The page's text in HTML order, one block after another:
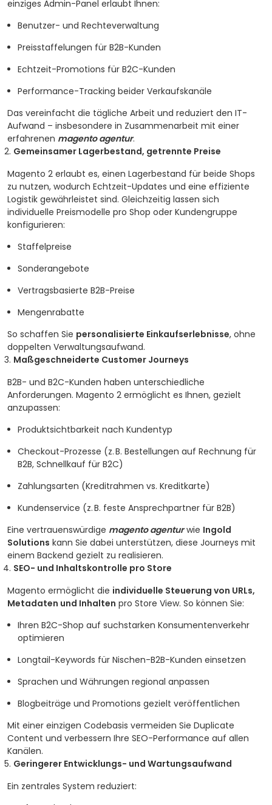
einziges Admin-Panel erlaubt Ihnen:
Benutzer- und Rechteverwaltung
Preisstaffelungen für B2B-Kunden
Echtzeit-Promotions für B2C-Kunden
Performance-Tracking beider Verkaufskanäle
Das vereinfacht die tägliche Arbeit und reduziert den IT-
Aufwand – insbesondere in Zusammenarbeit mit einer
erfahrenen magento agentur.
Gemeinsamer Lagerbestand, getrennte Preise
Magento 2 erlaubt es, einen Lagerbestand für beide Shops
zu nutzen, wodurch Echtzeit-Updates und eine effiziente
Logistik gewährleistet sind. Gleichzeitig lassen sich
individuelle Preismodelle pro Shop oder Kundengruppe
konfigurieren:
Staffelpreise
Sonderangebote
Vertragsbasierte B2B-Preise
Mengenrabatte
So schaffen Sie personalisierte Einkaufserlebnisse, ohne
doppelten Verwaltungsaufwand.
Maßgeschneiderte Customer Journeys
B2B- und B2C-Kunden haben unterschiedliche
Anforderungen. Magento 2 ermöglicht es Ihnen, gezielt
anzupassen:
Produktsichtbarkeit nach Kundentyp
Checkout-Prozesse (z. B. Bestellungen auf Rechnung für
B2B, Schnellkauf für B2C)
Zahlungsarten (Kreditrahmen vs. Kreditkarte)
Kundenservice (z. B. feste Ansprechpartner für B2B)
Eine vertrauenswürdige magento agenturwie Ingold
Solutions kann Sie dabei unterstützen, diese Journeys mit
einem Backend gezielt zu realisieren.
SEO- und Inhaltskontrolle pro Store
Magento ermöglicht die individuelle Steuerung von URLs,
Metadaten und Inhalten pro Store View. So können Sie:
Ihren B2C-Shop auf suchstarken Konsumentenverkehr
optimieren
Longtail-Keywords für Nischen-B2B-Kunden einsetzen
Sprachen und Währungen regional anpassen
Blogbeiträge und Promotions gezielt veröffentlichen
Mit einer einzigen Codebasis vermeiden Sie Duplicate
Content und verbessern Ihre SEO-Performance auf allen
Kanälen.
Geringerer Entwicklungs- und Wartungsaufwand
Ein zentrales System reduziert: